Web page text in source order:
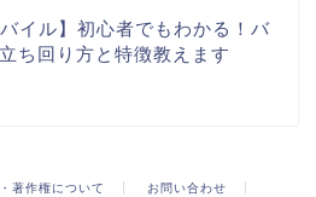
バイル】初心者でもわかる！バ
ち回り方と特徴教えます
著作権について お問い合わせ